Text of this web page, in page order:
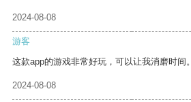
2024-08-08
游客
这款app的游戏非常好玩，可以让我消磨时间。
2024-08-08